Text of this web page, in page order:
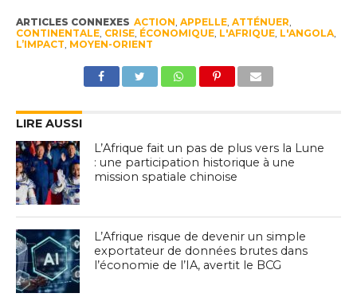
ARTICLES CONNEXES ACTION, APPELLE, ATTÉNUER,
CONTINENTALE, CRISE, ÉCONOMIQUE, L'AFRIQUE, L'ANGOLA,
L’IMPACT, MOYEN-ORIENT
LIRE AUSSI
L’Afrique fait un pas de plus vers la Lune
: une participation historique à une
mission spatiale chinoise
L’Afrique risque de devenir un simple
exportateur de données brutes dans
l’économie de l’IA, avertit le BCG